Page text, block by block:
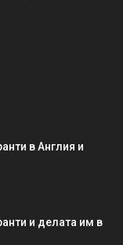
в Англия и
и делата им в